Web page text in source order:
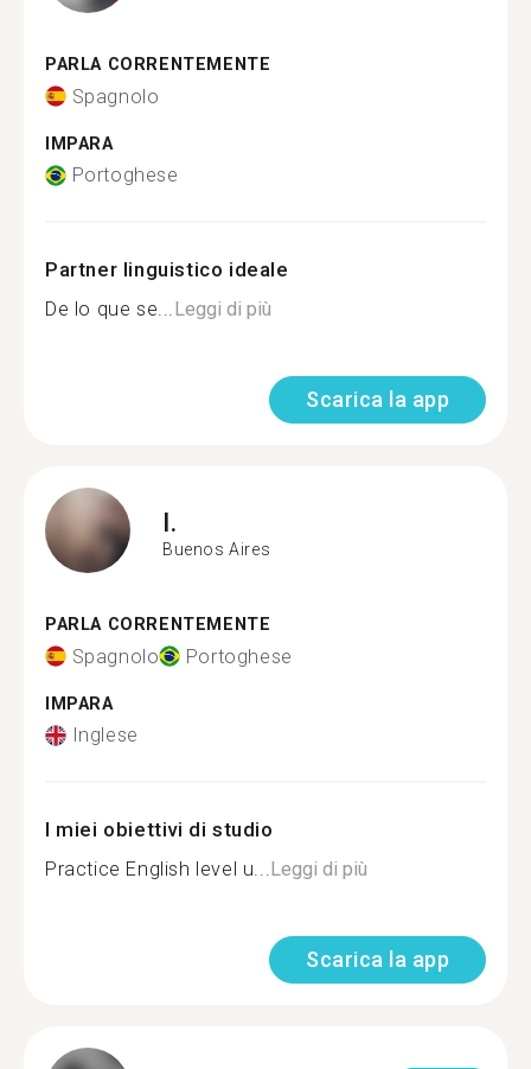
PARLA CORRENTEMENTE
Spagnolo
IMPARA
Portoghese
Partner linguistico ideale
De lo que se...Leggi di più
Scarica la app
I.
Buenos Aires
PARLA CORRENTEMENTE
Spagnolo Portoghese
IMPARA
Inglese
I miei obiettivi di studio
Practice English level u...Leggi di più
Scarica la app